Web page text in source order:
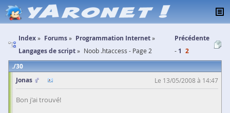
Index Forums
Programmation Internet
Langages de script
Noob .htaccess - Page 2
Précédente
1 2
30
Jonas
Le 13/05/2008 à 14:47
Bon j'ai trouvé!